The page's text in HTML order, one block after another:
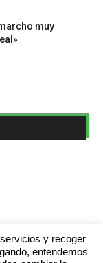
muy
y recoger
entendemos